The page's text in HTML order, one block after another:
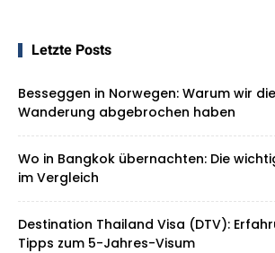
Letzte Posts
Besseggen in Norwegen: Warum wir
Wanderung abgebrochen haben
Wo in Bangkok übernachten: Die
im Vergleich
Destination Thailand Visa (DTV):
Tipps zum 5-Jahres-Visum